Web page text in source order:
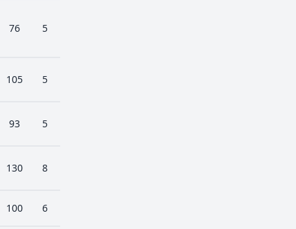
76 5
105 5
93 5
130 8
100 6